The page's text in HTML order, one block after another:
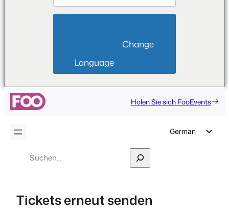
Language
Holen Sie sich FooEvents
German
Suche
Tickets erneut senden